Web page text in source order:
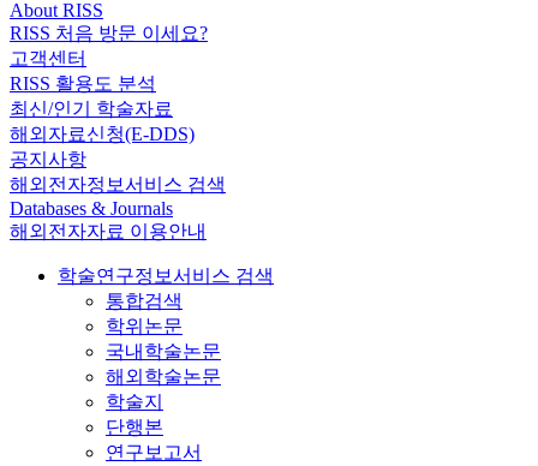
About RISS
RISS 처음 방문 이세요?
고객센터
RISS 활용도 분석
최신/인기 학술자료
해외자료신청(E-DDS)
공지사항
해외전자정보서비스 검색
Databases & Journals
해외전자자료 이용안내
학술연구정보서비스 검색
통합검색
학위논문
국내학술논문
해외학술논문
학술지
단행본
연구보고서